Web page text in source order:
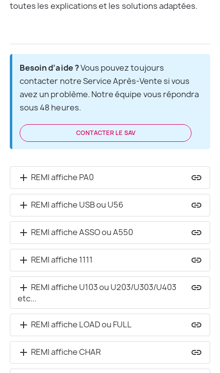
toutes les explications et les solutions adaptées.
Besoin d’aide ? Vous pouvez toujours
contacter notre Service Après-Vente si vous
avez un problème. Notre équipe vous répondra
sous 48 heures.
CONTACTER LE SAV
add REMI affiche PA0 insert_link
add REMI affiche USB ou U56 insert_link
add REMI affiche ASSO ou A550 insert_link
add REMI affiche 1111 insert_link
add REMI affiche U103 ou U203/U303/U403
etc...
insert_link
add REMI affiche LOAD ou FULL insert_link
add REMI affiche CHAR insert_link